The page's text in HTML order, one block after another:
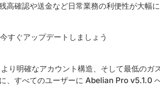
確認や送金など日常業務の利便性が大幅に
すぐアップデートしましょう
り明確なアカウント構造、そして最低のガ
、すべてのユーザーに Abelian Pro v5.1.0